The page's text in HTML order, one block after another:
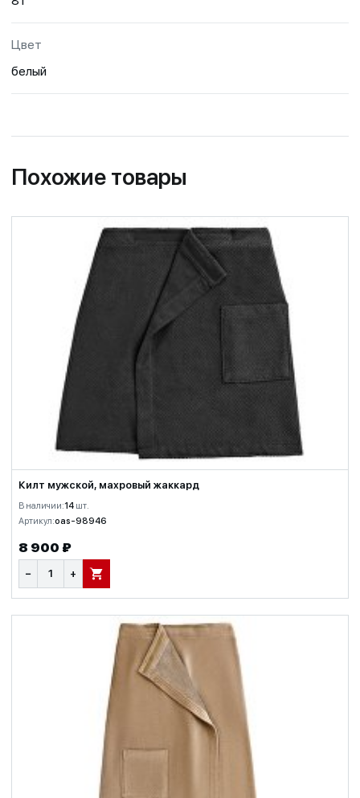
Цвет
белый
Похожие товары
Килт мужской, махровый жаккард
В наличии:14 шт.
Артикул:oas-98946
8 900 ₽
− + В КОРЗИНУ